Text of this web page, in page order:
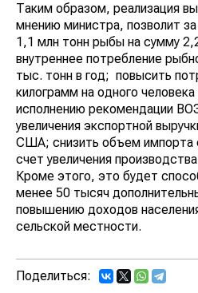
Таким образом, реализация
мнению министра, позволит
1,1 млн тонн рыбы на сумму
внутреннее потребление
тыс. тонн в год; повысить
килограмм на одного
исполнению рекомендации
увеличения экспортной
США; снизить объем импорта
счет увеличения
Кроме этого, это будет
менее 50 тысяч
повышению доходов
сельской местности.
Поделиться: